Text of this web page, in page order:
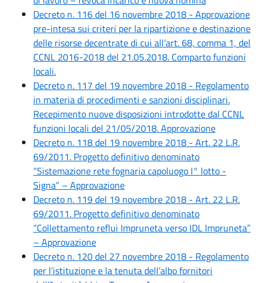
Decreto n. 116 del 16 novembre 2018 - Approvazione
pre-intesa sui criteri per la ripartizione e destinazione
delle risorse decentrate di cui all’art. 68, comma 1, del
CCNL 2016-2018 del 21.05.2018. Comparto funzioni
locali.
Decreto n. 117 del 19 novembre 2018 - Regolamento
in materia di procedimenti e sanzioni disciplinari.
Recepimento nuove disposizioni introdotte dal CCNL
funzioni locali del 21/05/2018. Approvazione
Decreto n. 118 del 19 novembre 2018 - Art. 22 L.R.
69/2011. Progetto definitivo denominato
“Sistemazione rete fognaria capoluogo I° lotto -
Signa” – Approvazione
Decreto n. 119 del 19 novembre 2018 - Art. 22 L.R.
69/2011. Progetto definitivo denominato
“Collettamento reflui Impruneta verso IDL Impruneta”
– Approvazione
Decreto n. 120 del 27 novembre 2018 - Regolamento
per l’istituzione e la tenuta dell’albo fornitori